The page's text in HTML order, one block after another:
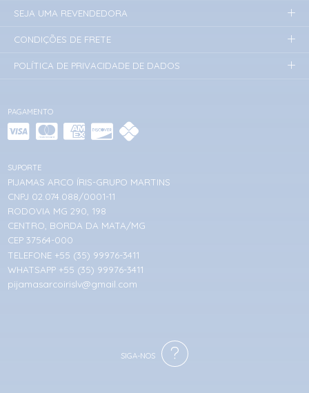
PAGAMENTO
SUPORTE
PIJAMAS ARCO ÍRIS-GRUPO MARTINS
CNPJ 02.074.088/0001-11
RODOVIA MG 290, 198
CENTRO, BORDA DA MATA/MG
CEP 37564-000
TELEFONE +55 (35) 99976-3411
WHATSAPP +55 (35) 99976-3411
pijamasarcoirislv@gmail.com
SEJA UMA REVENDEDORA
CONDIÇÕES DE FRETE
POLÍTICA DE PRIVACIDADE DE DADOS